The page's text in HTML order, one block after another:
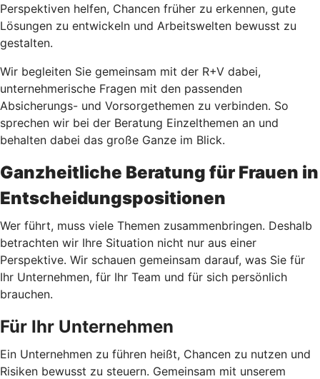
Perspektiven helfen, Chancen früher zu erkennen, gute
Lösungen zu entwickeln und Arbeitswelten bewusst zu
gestalten.
Wir begleiten Sie gemeinsam mit der R+V dabei,
unternehmerische Fragen mit den passenden
Absicherungs- und Vorsorgethemen zu verbinden. So
sprechen wir bei der Beratung Einzelthemen an und
behalten dabei das große Ganze im Blick.
Ganzheitliche Beratung für Frauen in
Entscheidungspositionen
Wer führt, muss viele Themen zusammenbringen. Deshalb
betrachten wir Ihre Situation nicht nur aus einer
Perspektive. Wir schauen gemeinsam darauf, was Sie für
Ihr Unternehmen, für Ihr Team und für sich persönlich
brauchen.
Für Ihr Unternehmen
Ein Unternehmen zu führen heißt, Chancen zu nutzen und
Risiken bewusst zu steuern. Gemeinsam mit unserem